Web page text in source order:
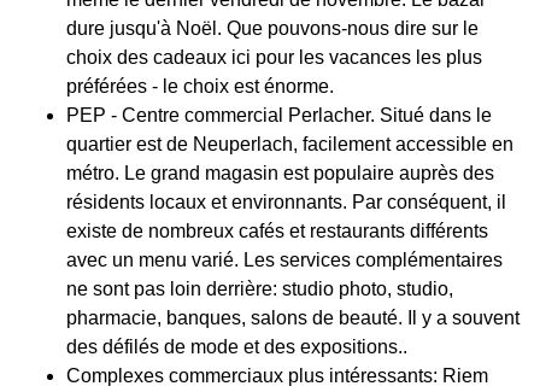
dure jusqu'à Noël. Que pouvons-nous dire sur le
choix des cadeaux ici pour les vacances les plus
préférées - le choix est énorme.
PEP - Centre commercial Perlacher. Situé dans le
quartier est de Neuperlach, facilement accessible en
métro. Le grand magasin est populaire auprès des
résidents locaux et environnants. Par conséquent, il
existe de nombreux cafés et restaurants différents
avec un menu varié. Les services complémentaires
ne sont pas loin derrière: studio photo, studio,
pharmacie, banques, salons de beauté. Il y a souvent
des défilés de mode et des expositions..
Complexes commerciaux plus intéressants: Riem